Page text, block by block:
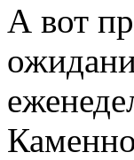
А вот